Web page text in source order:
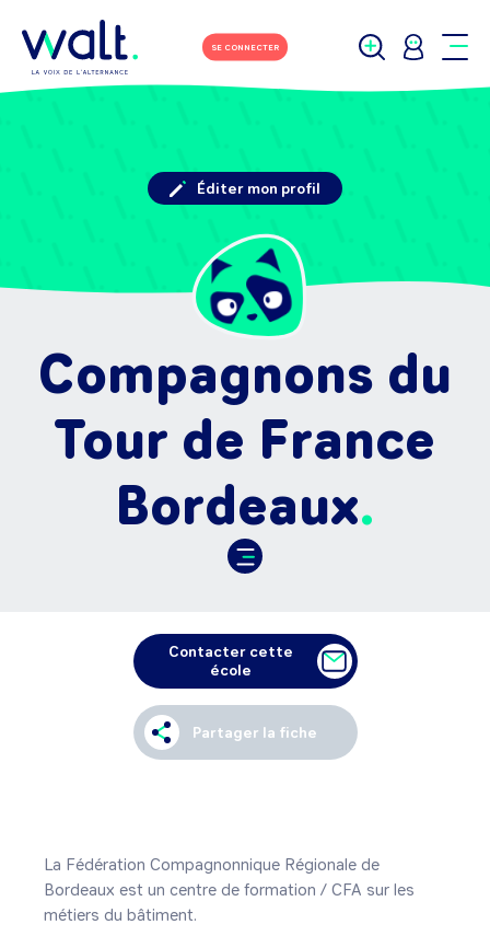
SE CONNECTER
Compagnons du
Tour de France
Bordeaux
Éditer mon profil
Contacter cette
école
Partager la fiche
La Fédération Compagnonnique Régionale de
Bordeaux est un centre de formation / CFA sur les
métiers du bâtiment.